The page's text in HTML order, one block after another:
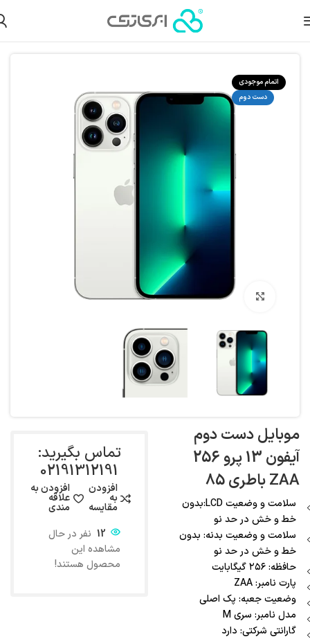
گوشی آیفون دست دوم
اتمام موجودی
دست دوم
بزرگنمایی تصویر
موبایل دست دوم
آیفون 13 پرو 256
ZAA باطری 85
سلامت و وضعیت LCD:بدون
خط و خش در حد نو
سلامت و وضعیت بدنه: بدون
خط و خش در حد نو
حافظه: ۲۵۶ گیگابایت
پارت نامبر: ZAA
وضعیت جعبه: پک اصلی
مدل نامبر: سری M
گارانتی شرکتی: دارد
تماس بگیرید:
02191312191
افزودن
به
مقایسه
افزودن به
علاقه
مندی
12 نفر در حال
مشاهده این
محصول هستند!